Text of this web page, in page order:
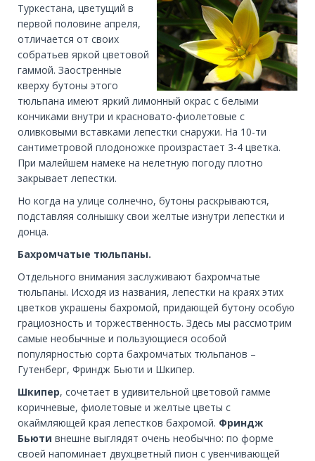
Туркестана, цветущий в
первой половине апреля,
отличается от своих
собратьев яркой цветовой
гаммой. Заостренные
кверху бутоны этого
тюльпана имеют яркий лимонный окрас с белыми
кончиками внутри и красновато-фиолетовые с
оливковыми вставками лепестки снаружи. На 10-ти
сантиметровой плодоножке произрастает 3-4 цветка.
При малейшем намеке на нелетную погоду плотно
закрывает лепестки.
Но когда на улице солнечно, бутоны раскрываются,
подставляя солнышку свои желтые изнутри лепестки и
донца.
Бахромчатые тюльпаны.
Отдельного внимания заслуживают бахромчатые
тюльпаны. Исходя из названия, лепестки на краях этих
цветков украшены бахромой, придающей бутону особую
грациозность и торжественность. Здесь мы рассмотрим
самые необычные и пользующиеся особой
популярностью сорта бахромчатых тюльпанов –
Гутенберг, Фриндж Бьюти и Шкипер.
Шкипер, сочетает в удивительной цветовой гамме
коричневые, фиолетовые и желтые цветы с
окаймляющей края лепестков бахромой. Фриндж
Бьюти внешне выглядят очень необычно: по форме
своей напоминает двухцветный пион с увенчивающей